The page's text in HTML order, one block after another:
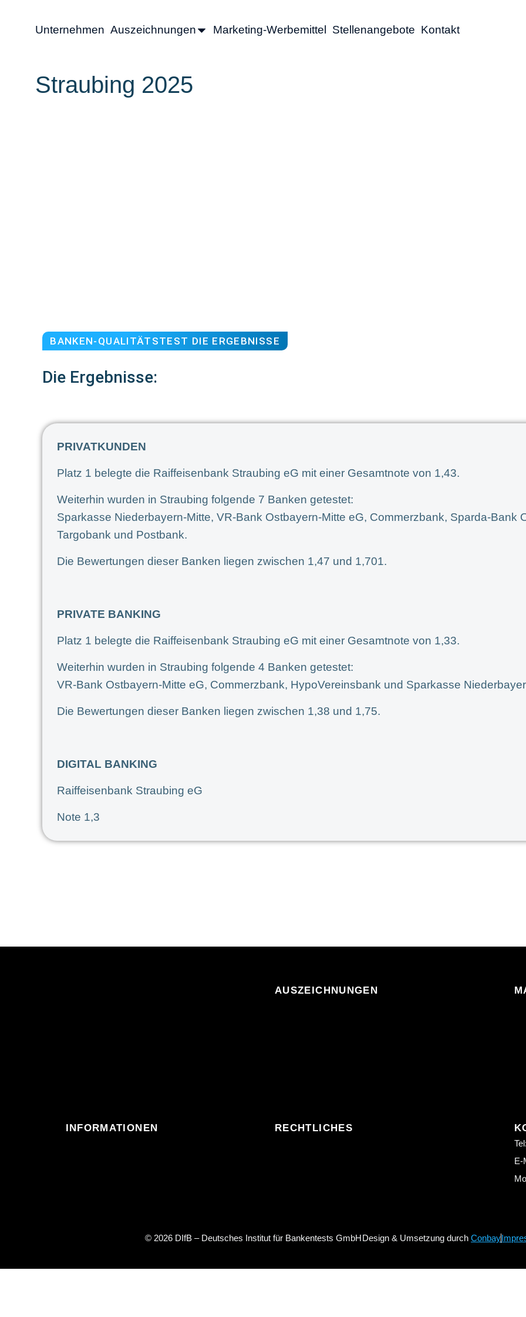
Unternehmen Auszeichnungen Marketing-Werbemittel Stellenangebote Kontakt
Straubing 2025
BANKEN-QUALITÄTSTEST DIE ERGEBNISSE
Die Ergebnisse:
PRIVATKUNDEN
Platz 1 belegte die Raiffeisenbank Straubing eG mit einer Gesamtnote von 1,43.
Weiterhin wurden in Straubing folgende 7 Banken getestet:
Sparkasse Niederbayern-Mitte, VR-Bank Ostbayern-Mitte eG, Commerzbank, Sparda-Bank
Targobank und Postbank.
Die Bewertungen dieser Banken liegen zwischen 1,47 und 1,701.
PRIVATE BANKING
Platz 1 belegte die Raiffeisenbank Straubing eG mit einer Gesamtnote von 1,33.
Weiterhin wurden in Straubing folgende 4 Banken getestet:
VR-Bank Ostbayern-Mitte eG, Commerzbank, HypoVereinsbank und Sparkasse
Die Bewertungen dieser Banken liegen zwischen 1,38 und 1,75.
DIGITAL BANKING
Raiffeisenbank Straubing eG
Note 1,3
AUSZEICHNUNGEN
INFORMATIONEN RECHTLICHES
E-
© 2026 DIfB – Deutsches Institut für Bankentests GmbHDesign & Umsetzung durch Conbay